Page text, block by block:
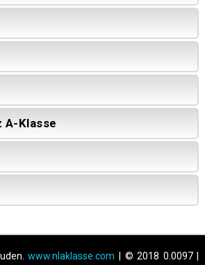
A-Klasse
www.nlaklasse.com | © 2018 0.0097 |